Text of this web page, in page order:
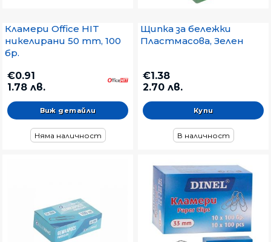
Кламери Office HIT
никелирани 50 mm, 100
бр.
€0.91
1.78 лв.
Виж детайли
Няма наличност
Щипка за бележки
Пластмасова, Зелен
€1.38
2.70 лв.
В наличност